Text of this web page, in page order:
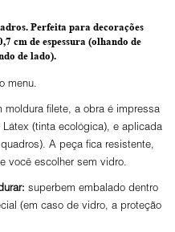
Perfeita para decorações
cm de espessura (olhando de
de lado).
menu.
moldura filete, a obra é impressa
(tinta ecológica), e aplicada
A peça fica resistente,
você escolher sem vidro.
superbem embalado dentro
(em caso de vidro, a proteção